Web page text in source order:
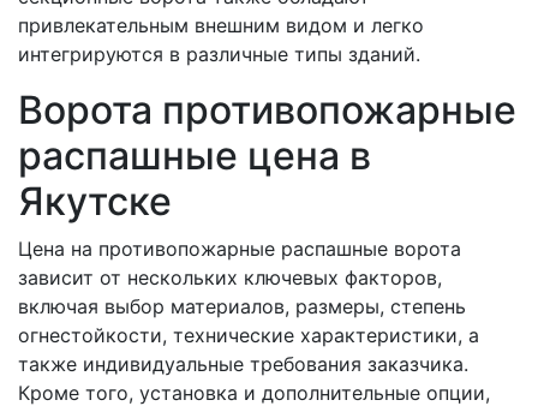
привлекательным внешним видом и легко
интегрируются в различные типы зданий.
Ворота противопожарные
распашные цена в
Якутске
Цена на противопожарные распашные ворота
зависит от нескольких ключевых факторов,
включая выбор материалов, размеры, степень
огнестойкости, технические характеристики, а
также индивидуальные требования заказчика.
Кроме того, установка и дополнительные опции,